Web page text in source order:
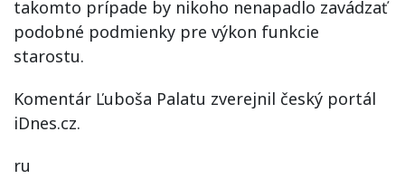
takomto prípade by nikoho nenapadlo zavádzať
podobné podmienky pre výkon funkcie
starostu.
Komentár Ľuboša Palatu zverejnil český portál
iDnes.cz.
ru